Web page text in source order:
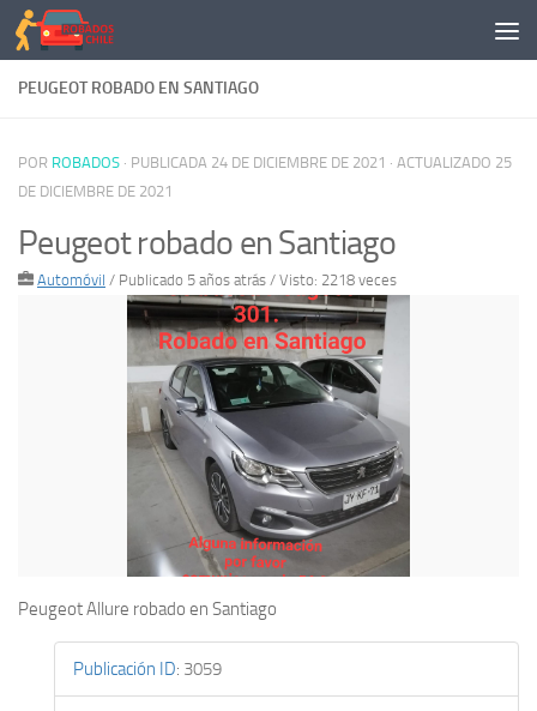
Saltar al contenido
PEUGEOT ROBADO EN SANTIAGO
POR ROBADOS · PUBLICADA 24 DE DICIEMBRE DE 2021 · ACTUALIZADO 25
DE DICIEMBRE DE 2021
Peugeot robado en Santiago
Automóvil / Publicado 5 años atrás / Visto: 2218 veces
Peugeot Allure robado en Santiago
Publicación ID: 3059